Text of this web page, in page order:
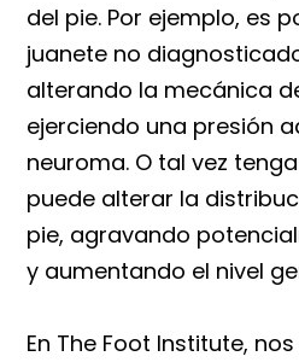
del pie. Por ejemplo, es
juanete no
alterando la mecánica
ejerciendo una presión
neuroma. O tal vez
puede alterar la
pie, agravando
y aumentando el nivel
En The Foot Institute,